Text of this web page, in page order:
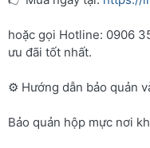
hoặc gọi Hotline: 0906
ưu đãi tốt nhất.
⚙️ Hướng dẫn bảo quản
Bảo quản hộp mực nơi